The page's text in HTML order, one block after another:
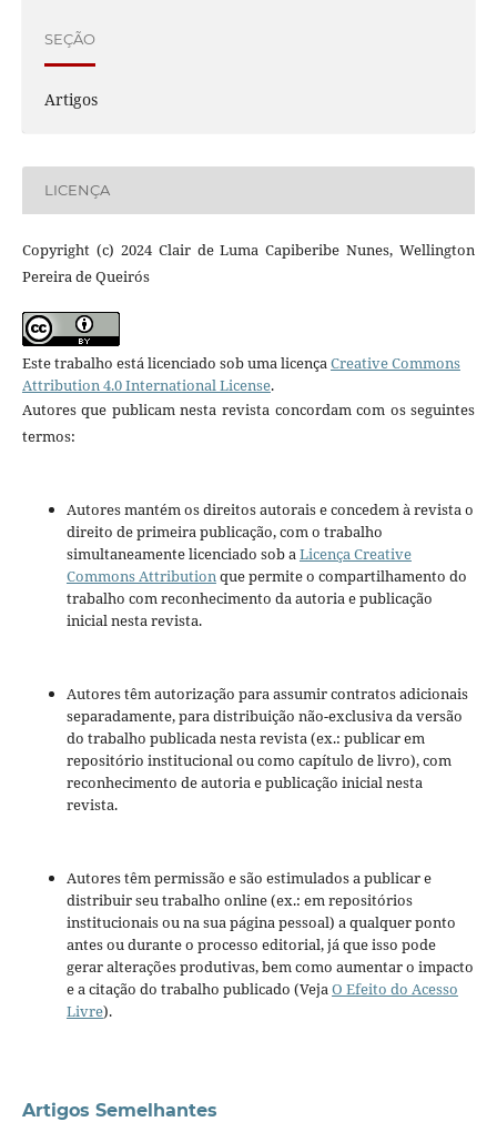
SEÇÃO
Artigos
LICENÇA
Copyright (c) 2024 Clair de Luma Capiberibe Nunes, Wellington
Pereira de Queirós
Este trabalho está licenciado sob uma licençaCreative Commons
Attribution 4.0 International License.
Autores que publicam nesta revista concordam com os seguintes
termos:
Autores mantém os direitos autorais e concedem à revista o
direito de primeira publicação, com o trabalho
simultaneamente licenciado sob aLicença Creative
Commons Attributionque permite o compartilhamento do
trabalho com reconhecimento da autoria e publicação
inicial nesta revista.
Autores têm autorização para assumir contratos adicionais
separadamente, para distribuição não-exclusiva da versão
do trabalho publicada nesta revista (ex.: publicar em
repositório institucional ou como capítulo de livro), com
reconhecimento de autoria e publicação inicial nesta
revista.
Autores têm permissão e são estimulados a publicar e
distribuir seu trabalho online (ex.: em repositórios
institucionais ou na sua página pessoal) a qualquer ponto
antes ou durante o processo editorial, já que isso pode
gerar alterações produtivas, bem como aumentar o impacto
e a citação do trabalho publicado (VejaO Efeito do Acesso
Livre).
Artigos Semelhantes